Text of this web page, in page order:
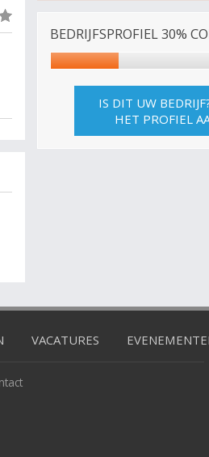
BEDRIJFSPROFIEL 30%
IS DIT UW
HET PROFIEL
VACATURES